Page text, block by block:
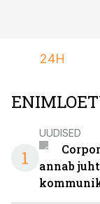
24H
1
UUDISED
annab